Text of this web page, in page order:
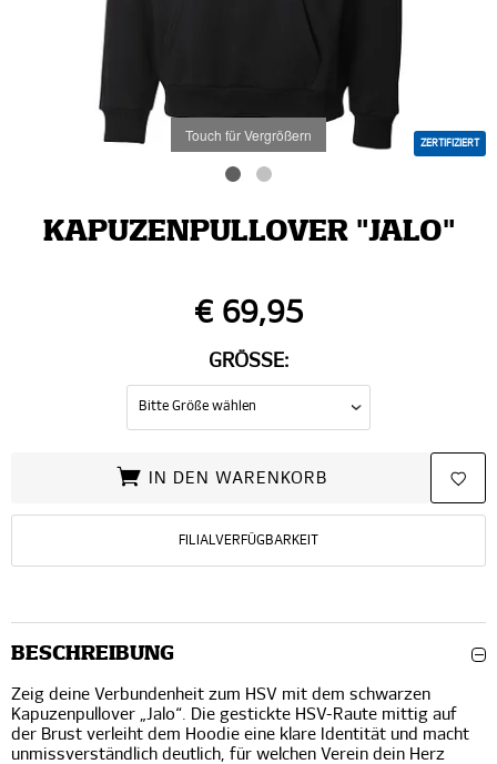
Touch für Vergrößern ZERTIFIZIERT
KAPUZENPULLOVER "JALO"
€ 69,95
GRÖSSE:
IN DEN WARENKORB
FILIALVERFÜGBARKEIT
BESCHREIBUNG
Zeig deine Verbundenheit zum HSV mit dem schwarzen
Kapuzenpullover „Jalo“. Die gestickte HSV-Raute mittig auf
der Brust verleiht dem Hoodie eine klare Identität und macht
unmissverständlich deutlich, für welchen Verein dein Herz